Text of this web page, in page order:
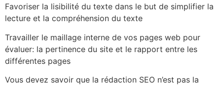
Favoriser la lisibilité du texte dans le but de simplifier la
lecture et la compréhension du texte
Travailler le maillage interne de vos pages web pour
évaluer: la pertinence du site et le rapport entre les
différentes pages
Vous devez savoir que la rédaction SEO n’est pas la